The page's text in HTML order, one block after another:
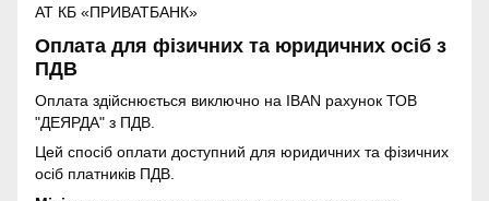
АТ КБ «ПРИВАТБАНК»
Оплата для фізичних та юридичних осіб з
ПДВ
Оплата здійснюється виключно на IBAN рахунок ТОВ
"ДЕЯРДА" з ПДВ.
Цей спосіб оплати доступний для юридичних та фізичних
осіб платників ПДВ.